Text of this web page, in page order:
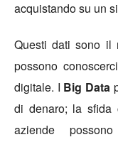
acquistando su un
Questi dati sono il
possono
digitale. I Big Data
di denaro; la sfida
aziende